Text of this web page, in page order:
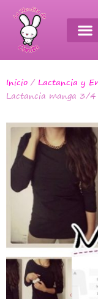
Inicio / Lactancia y
Lactancia manga 3/4